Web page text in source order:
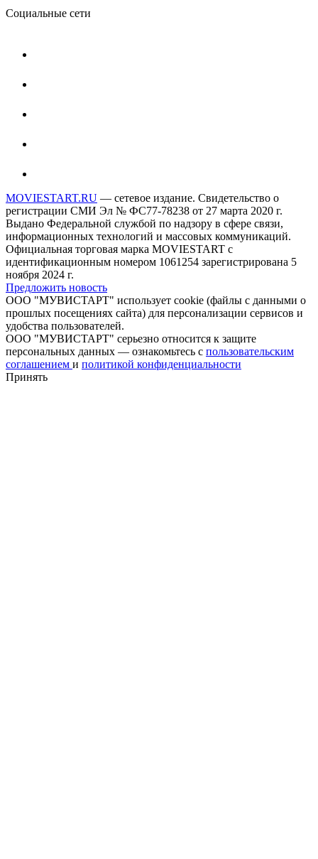
Социальные сети
MOVIESTART.RU — сетевое издание. Свидетельство о
регистрации СМИ Эл № ФС77-78238 от 27 марта 2020 г.
Выдано Федеральной службой по надзору в сфере связи,
информационных технологий и массовых коммуникаций.
Официальная торговая марка MOVIESTART с
идентификационным номером 1061254 зарегистрирована 5
ноября 2024 г.
Предложить новость
ООО "МУВИСТАРТ" использует cookie (файлы с данными о
прошлых посещениях сайта) для персонализации сервисов и
удобства пользователей.
ООО "МУВИСТАРТ" серьезно относится к защите
персональных данных — ознакомьтесь с пользовательским
соглашением и политикой конфиденциальности
Принять